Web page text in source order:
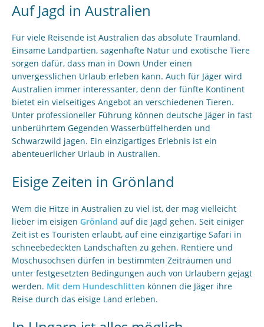
Auf Jagd in Australien
Für viele Reisende ist Australien das absolute Traumland.
Einsame Landpartien, sagenhafte Natur und exotische Tiere
sorgen dafür, dass man in Down Under einen
unvergesslichen Urlaub erleben kann. Auch für Jäger wird
Australien immer interessanter, denn der fünfte Kontinent
bietet ein vielseitiges Angebot an verschiedenen Tieren.
Unter professioneller Führung können deutsche Jäger in fast
unberührtem Gegenden Wasserbüffelherden und
Schwarzwild jagen. Ein einzigartiges Erlebnis ist ein
abenteuerlicher Urlaub in Australien.
Eisige Zeiten in Grönland
Wem die Hitze in Australien zu viel ist, der mag vielleicht
lieber im eisigen Grönland auf die Jagd gehen. Seit einiger
Zeit ist es Touristen erlaubt, auf eine einzigartige Safari in
schneebedeckten Landschaften zu gehen. Rentiere und
Moschusochsen dürfen in bestimmten Zeiträumen und
unter festgesetzten Bedingungen auch von Urlaubern gejagt
werden. Mit dem Hundeschlitten können die Jäger ihre
Reise durch das eisige Land erleben.